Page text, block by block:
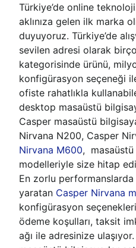
Türkiye’de online
aklınıza gelen ilk marka
duyuyoruz. Türkiye’de
sevilen adresi olarak
kategorisinde ürünü,
konfigürasyon seçeneği
ofiste rahatlıkla
desktop masaüstü
Casper masaüstü
Nirvana N200, Casper
Nirvana M600,
modelleriyle size hitap
En zorlu
yaratan Casper Nirvana
konfigürasyon
ödeme koşulları, taksit
ağı ile adresinize